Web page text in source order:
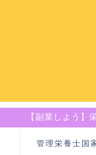
【副業しよう】
管理栄養士国